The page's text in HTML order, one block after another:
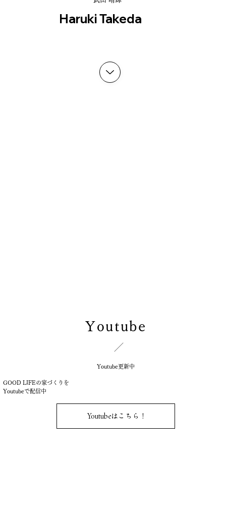
Haruki Takeda
Youtube
Youtube更新中
GOOD LIFEの家づくりを
Youtubeで配信中
Youtubeはこちら！